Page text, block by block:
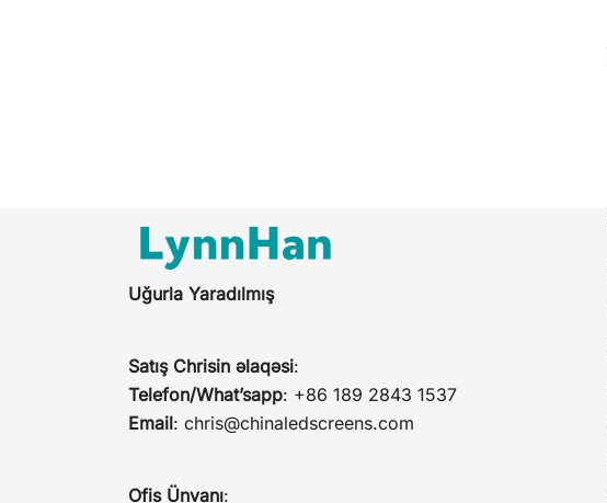
Uğurla Yaradılmış
Satış Chrisin əlaqəsi:
Telefon/What’sapp: +86 189 2843 1537
Email: chris@chinaledscreens.com
Ofis Ünvanı: